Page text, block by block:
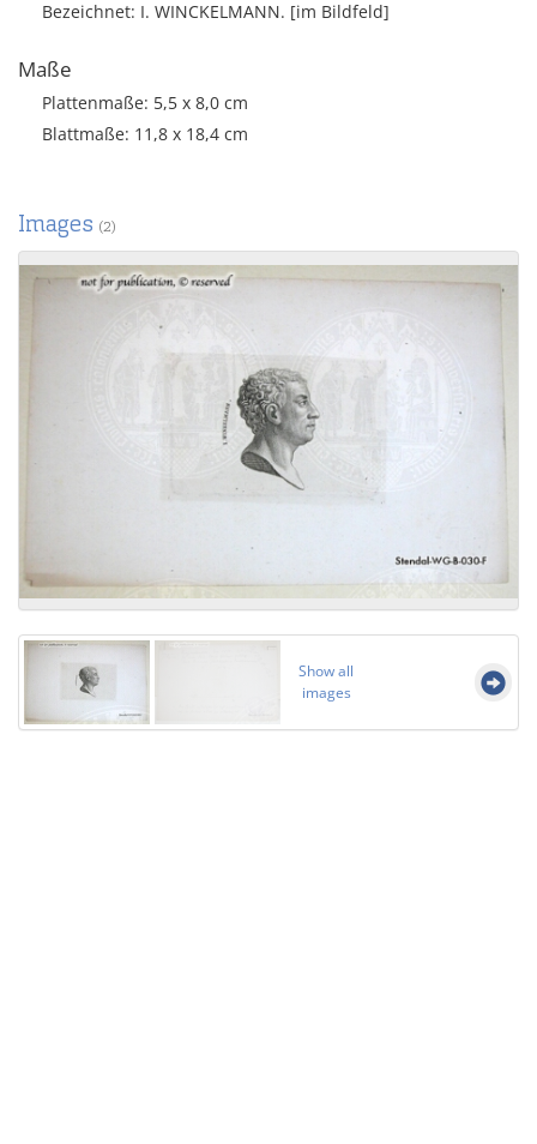
Bezeichnet: I. WINCKELMANN. [im Bildfeld]
Maße
Plattenmaße: 5,5 x 8,0 cm
Blattmaße: 11,8 x 18,4 cm
Images (2)
Show all
images